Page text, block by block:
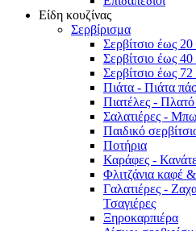
Είδη κουζίνας
Σερβίρισμα
Σερβίτσιο έως
Σερβίτσιο έως
Σερβίτσιο έως
Πιάτα - Πιάτα
Πιατέλες - Πλατό
Σαλατιέρες -
Παιδικό
Ποτήρια
Καράφες -
Φλιτζάνια καφέ
Γαλατιέρες -
Τσαγιέρες
Ξηροκαρπιέρα